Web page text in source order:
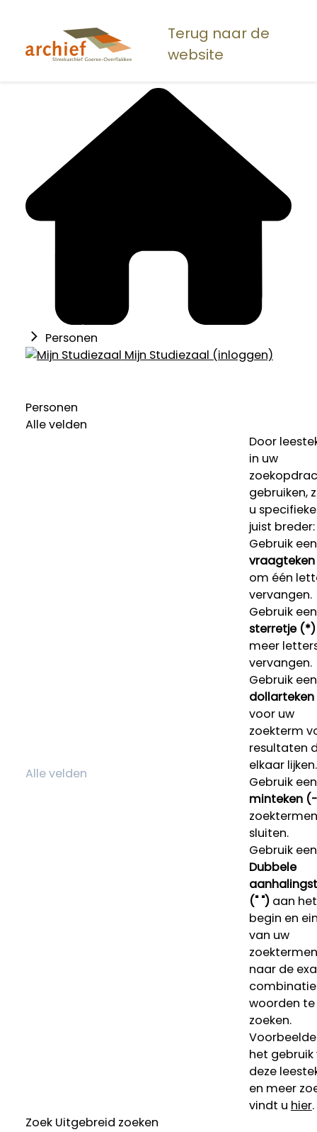
naar
Terug naar de
website
Personen
Mijn Studiezaal (inloggen)
Personen
Alle velden
Door
in uw
gebruiken,
u
juist breder:
Gebruik een
om één
vervangen.
Gebruik een
sterretje (*)
meer
vervangen.
Gebruik een
voor uw
zoekterm
resultaten
elkaar lijken.
Gebruik een
minteken
sluiten.
Gebruik een
Dubbele
(" ")aan het
begin en
van uw
naar de
woorden te
zoeken.
het gebruik
deze
en meer
vindt u hier.
Zoek Uitgebreid zoeken